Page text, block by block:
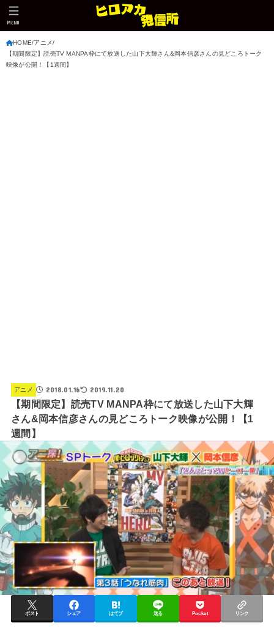
MENU
HOME アニメ
【期間限定】読売TV MANPA枠にて放送した山下大輝さん&岡本信彦さんの見どころトーク
映像が公開！【1週間】
アニメ 2018.01.16 2019.11.20
【期間限定】読売TV MANPA枠にて放送した山下大輝
さん&岡本信彦さんの見どころトーク映像が公開！【1
週間】
ポスト シェア はてブ 送る Pocket リンク